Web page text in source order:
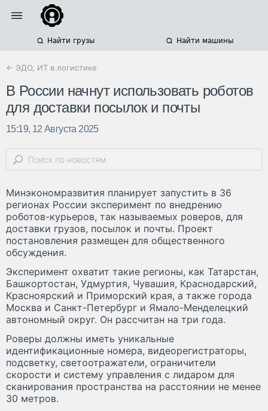
Найти грузы Найти машины
← ЭДО, ИТ в логистике
В России начнут использовать роботов
для доставки посылок и почты
15:19, 12 Августа 2025
Минэкономразвития планирует запустить в 36
регионах России эксперимент по внедрению
роботов-курьеров, так называемых роверов, для
доставки грузов, посылок и почты. Проект
постановления размещен для общественного
обсуждения.
Эксперимент охватит такие регионы, как Татарстан,
Башкортостан, Удмуртия, Чувашия, Краснодарский,
Красноярский и Приморский края, а также города
Москва и Санкт-Петербург и Ямало-Менделецкий
автономный округ. Он рассчитан на три года.
Роверы должны иметь уникальные
идентификационные номера, видеорегистраторы,
подсветку, светоотражатели, ограничители
скорости и систему управления с лидаром для
сканирования пространства на расстоянии не менее
30 метров.